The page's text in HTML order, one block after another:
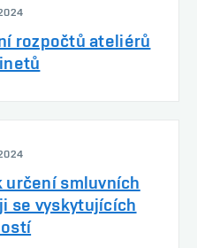
rozpočtů ateliérů
určení smluvních
se vyskytujících